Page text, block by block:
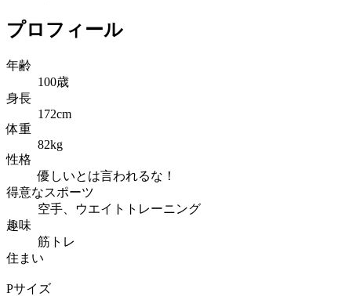
プロフィール
年齢
100歳
身長
172cm
体重
82kg
性格
優しいとは言われるな！
得意なスポーツ
空手、ウエイトトレーニング
趣味
筋トレ
住まい
Pサイズ